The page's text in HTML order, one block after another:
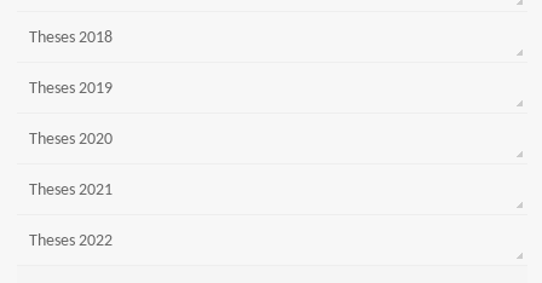
Theses 2018
Theses 2019
Theses 2020
Theses 2021
Theses 2022